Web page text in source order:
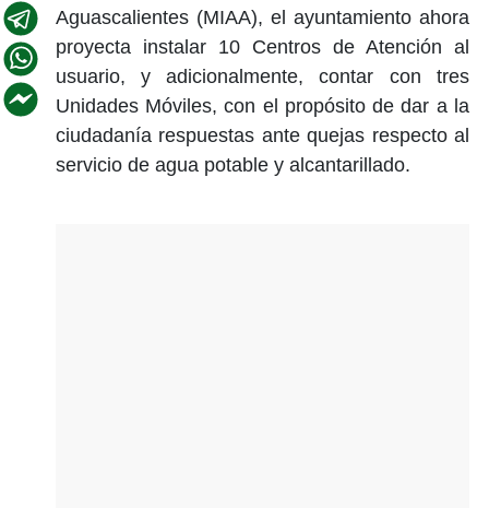
Aguascalientes (MIAA), el ayuntamiento ahora
proyecta instalar 10 Centros de Atención al
usuario, y adicionalmente, contar con tres
Unidades Móviles, con el propósito de dar a la
ciudadanía respuestas ante quejas respecto al
servicio de agua potable y alcantarillado.